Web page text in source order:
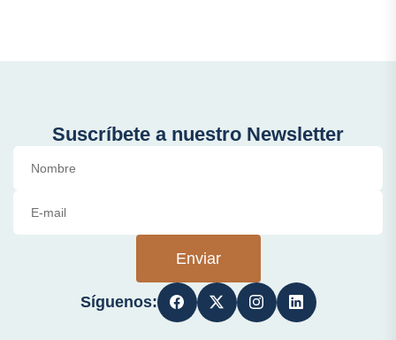
Suscríbete a nuestro Newsletter
Enviar
Síguenos: